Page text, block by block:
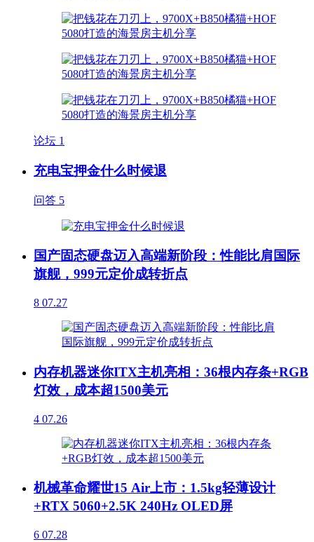
论坛 1
充电宝押金什么时候退
问答 5
国产固态硬盘迈入高端新阶段：性能比肩国际
旗舰，999元定价成转折点
8 07.27
内存机器迷你ITX主机亮相：36根内存条+RGB
灯效，成本超1500美元
4 07.26
机械革命耀世15 Air上市：1.5kg轻薄设计
+RTX 5060+2.5K 240Hz OLED屏
6 07.28